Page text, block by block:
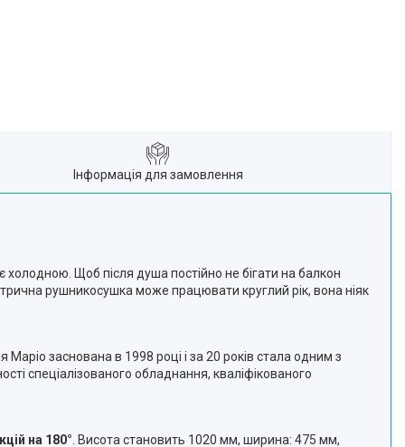
Інформація для замовлення
Щоб після душа постійно не бігати на балкон
рушникосушка може працювати круглий рік, вона ніяк
заснована в 1998 році і за 20 років стала одним з
спеціалізованого обладнання, кваліфікованого
на 180° . Висота становить 1020 мм, ширина: 475 мм,